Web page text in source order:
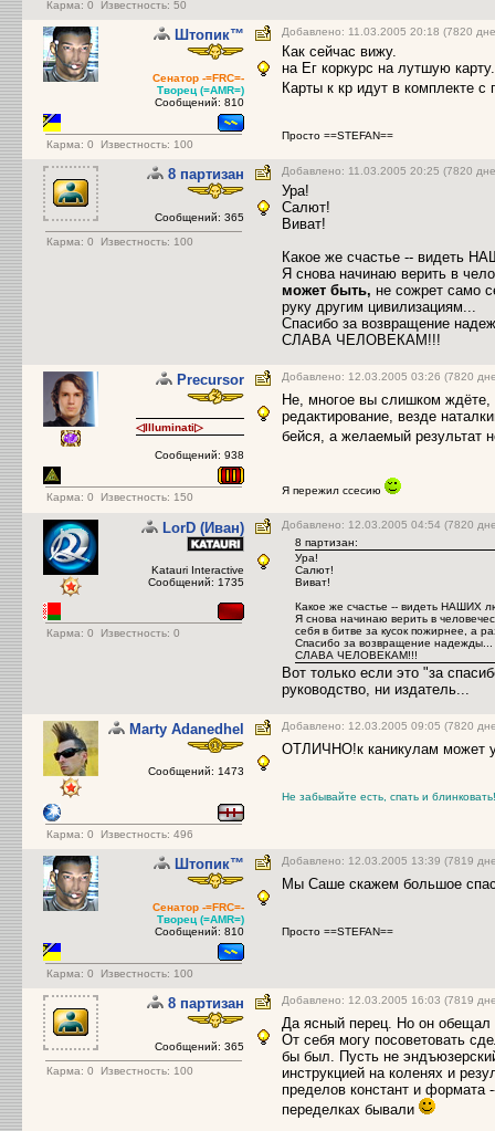
Карма: 0 Известность: 50
Штопик™
Сенатор -=FRC=-
Творец (=AMR=)
Сообщений: 810
Карма: 0 Известность: 100
Добавлено: 11.03.2005 20:18 (7820
Как сейчас вижу.
на Ег коркурс на лутшую карту.
Карты к кр идут в комплекте
Просто ==STEFAN==
8 партизан
Сообщений: 365
Карма: 0 Известность: 100
Добавлено: 11.03.2005 20:25 (7820
Ура!
Салют!
Виват!
Какое же счастье -- видеть
Я снова начинаю верить в
может быть, не сожрет само
руку другим цивилизациям...
Спасибо за возвращение
СЛАВА ЧЕЛОВЕКАМ!!!
Precursor
◁Illuminati▷
Сообщений: 938
Карма: 0 Известность: 150
Добавлено: 12.03.2005 03:26 (7820
Не, многое вы слишком
редактирование, везде
бейся, а желаемый результат
Я пережил ссесию
LorD (Иван)
Katauri Interactive
Сообщений: 1735
Карма: 0 Известность: 0
Добавлено: 12.03.2005 04:54 (7820
8 партизан:
Ура!
Салют!
Виват!
Какое же счастье -- видеть НАШИХ
Я снова начинаю верить в
себя в битве за кусок пожирнее, а
Спасибо за возвращение надежды...
СЛАВА ЧЕЛОВЕКАМ!!!
Вот только если это "за
руководство, ни издатель...
Marty Adanedhel
Сообщений: 1473
Карма: 0 Известность: 496
Добавлено: 12.03.2005 09:05 (7820
ОТЛИЧНО!к каникулам может
Не забывайте есть, спать и блинковать!
Штопик™
Сенатор -=FRC=-
Творец (=AMR=)
Сообщений: 810
Карма: 0 Известность: 100
Добавлено: 12.03.2005 13:39 (7819
Мы Саше скажем большое
Просто ==STEFAN==
8 партизан
Сообщений: 365
Карма: 0 Известность: 100
Добавлено: 12.03.2005 16:03 (7819
Да ясный перец. Но он обещал
От себя могу посоветовать
бы был. Пусть не
инструкцией на коленях и
пределов констант и формата
переделках бывали